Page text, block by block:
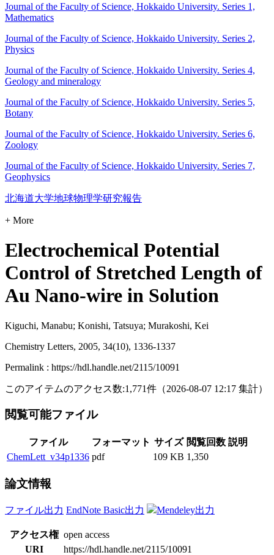
Journal of the Faculty of Science, Hokkaido University. Series 1,
Mathematics
Journal of the Faculty of Science, Hokkaido University. Series 2,
Physics
Journal of the Faculty of Science, Hokkaido University. Series 4,
Geology and mineralogy
Journal of the Faculty of Science, Hokkaido University. Series 5,
Botany
Journal of the Faculty of Science, Hokkaido University. Series 6,
Zoology
Journal of the Faculty of Science, Hokkaido University. Series 7,
Geophysics
北海道大学地球物理学研究報告
+ More
Electrochemical Potential
Control of Stretched Length of
Au Nano-wire in Solution
Kiguchi, Manabu; Konishi, Tatsuya; Murakoshi, Kei
Chemistry Letters, 2005, 34(10), 1336-1337
Permalink : https://hdl.handle.net/2115/10091
このアイテムのアクセス数:1,771件 （2026-08-07 12:17 集計）
閲覧可能ファイル
ファイル フォーマット サイズ 閲覧回数 説明
ChemLett_v34p1336 pdf 109 KB 1,350
論文情報
ファイル出力 EndNote Basic出力 Mendeley出力
アクセス権 open access
URI
https://hdl.handle.net/2115/10091